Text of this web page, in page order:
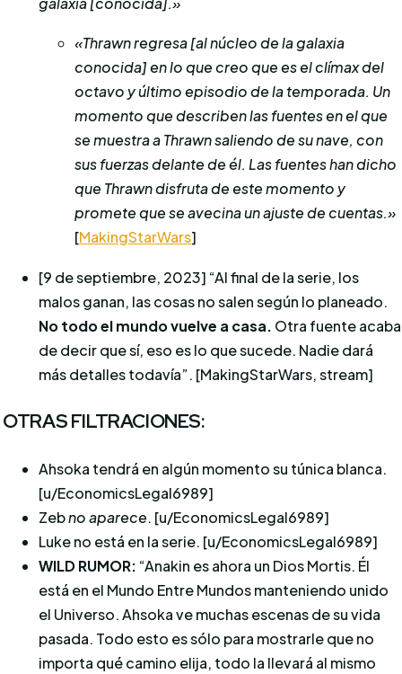
«Thrawn regresa [al núcleo de la galaxia
conocida] en lo que creo que es el clímax del
octavo y último episodio de la temporada. Un
momento que describen las fuentes en el que
se muestra a Thrawn saliendo de su nave, con
sus fuerzas delante de él. Las fuentes han dicho
que Thrawn disfruta de este momento y
promete que se avecina un ajuste de cuentas.»
[MakingStarWars]
[9 de septiembre, 2023] “Al final de la serie, los
malos ganan, las cosas no salen según lo planeado.
No todo el mundo vuelve a casa. Otra fuente acaba
de decir que sí, eso es lo que sucede. Nadie dará
más detalles todavía”. [MakingStarWars, stream]
OTRAS FILTRACIONES:
Ahsoka tendrá en algún momento su túnica blanca.
[u/EconomicsLegal6989]
Zebno aparece. [u/EconomicsLegal6989]
Luke no está en la serie. [u/EconomicsLegal6989]
WILD RUMOR: “Anakin es ahora un Dios Mortis. Él
está en el Mundo Entre Mundos manteniendo unido
el Universo. Ahsoka ve muchas escenas de su vida
pasada. Todo esto es sólo para mostrarle que no
importa qué camino elija, todo la llevará al mismo